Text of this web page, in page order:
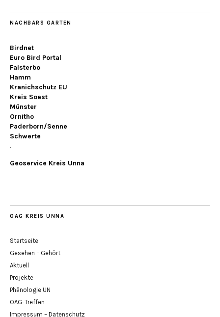
NACHBARS GARTEN
Birdnet
Euro Bird Portal
Falsterbo
Hamm
Kranichschutz EU
Kreis Soest
Münster
Ornitho
Paderborn/Senne
Schwerte
.
Geoservice Kreis Unna
OAG KREIS UNNA
Startseite
Gesehen – Gehört
Aktuell
Projekte
Phänologie UN
OAG-Treffen
Impressum – Datenschutz